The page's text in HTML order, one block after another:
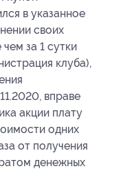
в указанное
своих
за 1 сутки
клуба),
вправе
акции плату
одних
от получения
денежных